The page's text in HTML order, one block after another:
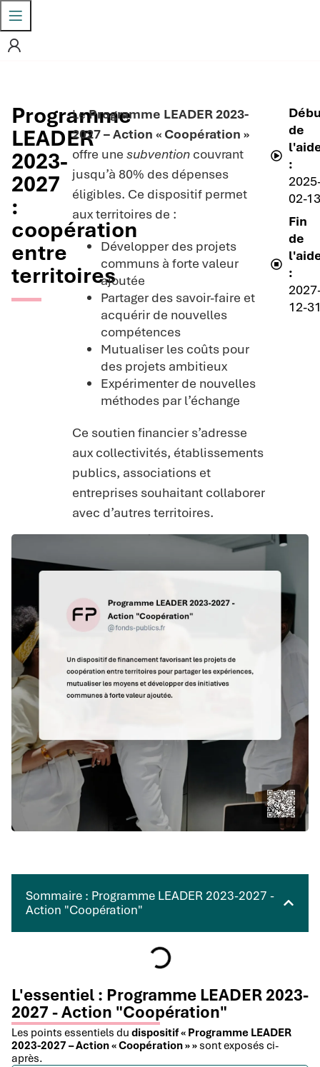
Programme
LEADER
2023-
2027
:
coopération
entre
territoires
LeProgramme LEADER 2023-
2027 – Action « Coopération »
offre une subventioncouvrant
jusqu’à 80% des dépenses
éligibles. Ce dispositif permet
aux territoires de :
Développer des projets
communs à forte valeur
ajoutée
Partager des savoir-faire et
acquérir de nouvelles
compétences
Mutualiser les coûts pour
des projets ambitieux
Expérimenter de nouvelles
méthodes par l’échange
Ce soutien financier s’adresse
aux collectivités, établissements
publics, associations et
entreprises souhaitant collaborer
avec d’autres territoires.
de
:
02-13
Fin
de
:
12-
Sommaire : Programme LEADER 2023-2027 -
Action "Coopération"
L'essentiel : Programme LEADER 2023-
2027 - Action "Coopération"
Les points essentiels du dispositif « Programme LEADER
2023-2027 – Action « Coopération » » sont exposés ci-
après.